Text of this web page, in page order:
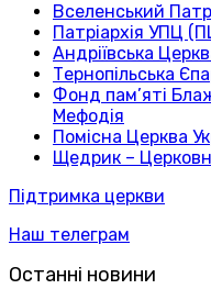
Вселенський
Патріархія УПЦ
Андріївська
Тернопільська
Фонд пам’яті
Мефодія
Помісна Церква
Щедрик –
Підтримка церкви
Наш телеграм
Останні новини